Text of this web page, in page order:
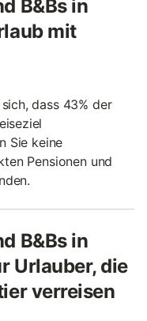
B&Bs in
mit
dass 43% der
Sie keine
Pensionen und
B&Bs in
Urlauber, die
verreisen